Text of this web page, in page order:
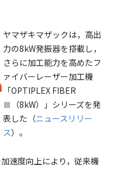
ヤマザキマザックは，高出
力の8kW発振器を搭載し，
さらに加工能力を高めたフ
ァイバーレーザー加工機
「OPTIPLEX FIBER
Ⅲ（8kW）」シリーズを発
表した（ニュースリリー
ス）。
速度向上により，従来機